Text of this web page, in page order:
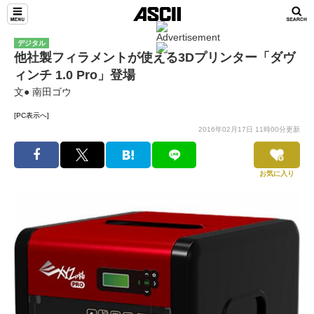
デジタル
他社製フィラメントが使える3Dプリンター「ダヴ
ィンチ 1.0 Pro」登場
文● 南田ゴウ
[PC表示へ]
2016年02月17日 11時00分更新
お気に入り